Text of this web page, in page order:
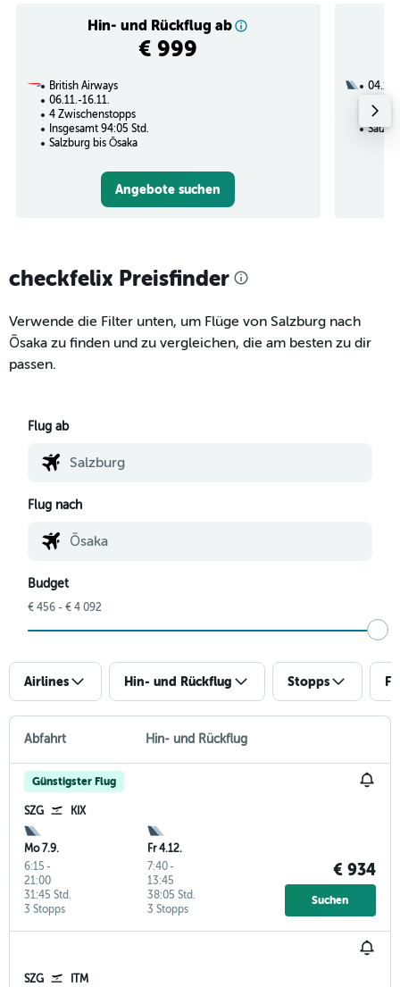
Hin- und Rückflug ab
€ 999
British Airways
06.11.-16.11.
4 Zwischenstopps
Insgesamt 94:05 Std.
Salzburg bis Ōsaka
Angebote suchen
04.12.
checkfelix Preisfinder
Verwende die Filter unten, um Flüge von Salzburg nach
Ōsaka zu finden und zu vergleichen, die am besten zu dir
passen.
Flug ab
Flug nach
Budget
€ 456 - € 4 092
Airlines Hin- und Rückflug Stopps
Abfahrt Hin- und Rückflug
Günstigster Flug
SZG KIX
Mo 7.9.
6:15 -
21:00
3 Stopps
31:45 Std.
Fr 4.12.
7:40-
13:45
3 Stopps
38:05 Std.
€ 934
Suchen
SZG ITM